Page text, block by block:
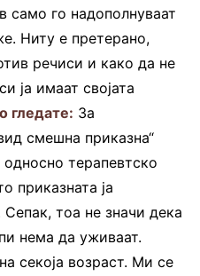
само го надополнуваат
Ниту е претерано,
речиси и како да не
ја имаат својата
гледате: За
смешна приказна“
терапевтско
приказната ја
тоа не значи дека
нема да уживаат.
секоја возраст. Ми се